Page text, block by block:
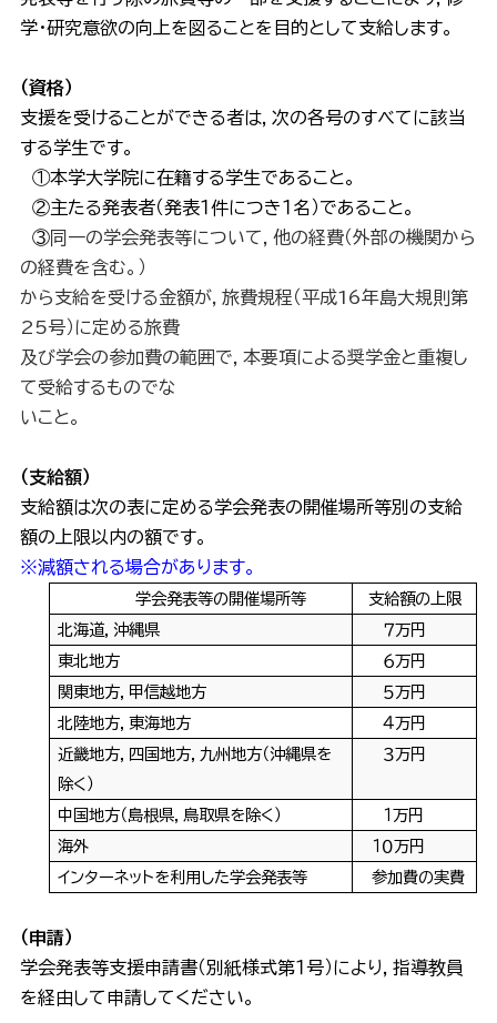
学・研究意欲の向上を図ることを目的として支給します。
（資格）
支援を受けることができる者は，次の各号のすべてに該当
する学生です。
①本学大学院に在籍する学生であること。
②主たる発表者（発表１件につき１名）であること。
③同一の学会発表等について，他の経費（外部の機関から
の経費を含む。）
から支給を受ける金額が，旅費規程（平成16年島大規則第
25号）に定める旅費
及び学会の参加費の範囲で，本要項による奨学金と重複し
て受給するものでな
いこと。
（支給額）
支給額は次の表に定める学会発表の開催場所等別の支給
額の上限以内の額です。
※減額される場合があります。
学会発表等の開催場所等
支給額の上限
北海道，沖縄県
７万円
東北地方
６万円
関東地方，甲信越地方
５万円
北陸地方，東海地方
４万円
近畿地方，四国地方，九州地方（沖縄県を
除く）
３万円
中国地方（島根県，鳥取県を除く）
１万円
海外
１０万円
インターネットを利用した学会発表等
参加費の実費
（申請）
学会発表等支援申請書（別紙様式第１号）により，指導教員
を経由して申請してください。